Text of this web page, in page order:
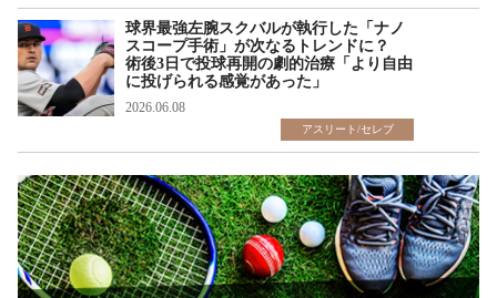
球界最強左腕スクバルが執行した「ナノ
スコープ手術」が次なるトレンドに？
術後3日で投球再開の劇的治療「より自由
に投げられる感覚があった」
2026.06.08
アスリート/セレブ